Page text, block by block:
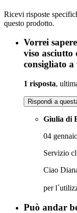
Ricevi risposte
questo prodotto.
Vorrei
viso asciutto
consigliato a
1 risposta,
Rispondi a
Giulia di
04
Servizio
Ciao
per
Può andar